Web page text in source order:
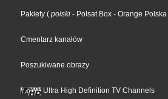
Pakiety ( polski - Polsat Box - Orange Polska
Cmentarz kanałów
Poszukiwane obrazy
Ultra High Definition TV Channels